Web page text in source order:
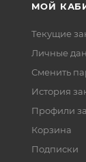
МОЙ
Текущие
Личные
Сменить
История
Профили
Корзина
Подписки